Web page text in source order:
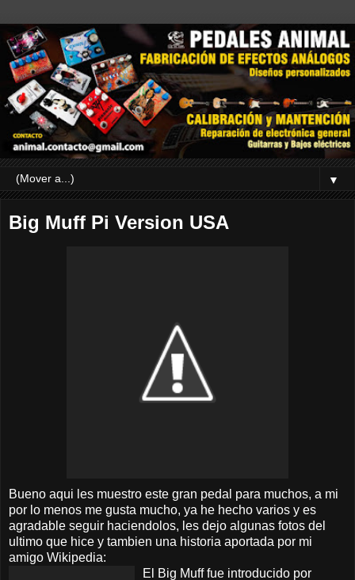
▼
Big Muff Pi Version USA
Bueno aqui les muestro este gran pedal para muchos, a mi
por lo menos me gusta mucho, ya he hecho varios y es
agradable seguir haciendolos, les dejo algunas fotos del
ultimo que hice y tambien una historia aportada por mi
amigo Wikipedia:
El Big Muff fue introducido por